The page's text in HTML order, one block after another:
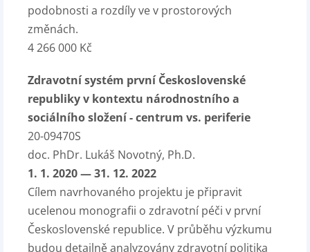
podobnosti a rozdíly ve v prostorových
změnách.
4 266 000 Kč
Zdravotní systém první Československé
republiky v kontextu národnostního a
sociálního složení - centrum vs. periferie
20-09470S
doc. PhDr. Lukáš Novotný, Ph.D.
1. 1. 2020 — 31. 12. 2022
Cílem navrhovaného projektu je připravit
ucelenou monografii o zdravotní péči v první
Československé republice. V průběhu výzkumu
budou detailně analyzovány zdravotní politika